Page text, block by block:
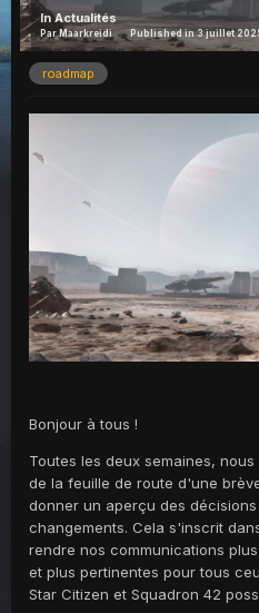
InActualités
ParMaarkreidi Published in3 juillet
roadmap
Bonjour à tous !
Toutes les deux semaines,
de la feuille de route d'une
donner un aperçu des
changements. Cela s'inscrit
rendre nos communications
et plus pertinentes pour tous
Star Citizen et Squadron 42